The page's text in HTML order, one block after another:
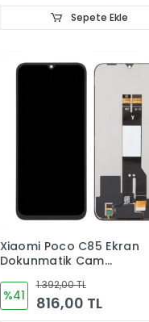
Sepete Ekle
Xiaomi Poco C85 Ekran
Dokunmatik Cam
%41
1.392,00 TL
816,00 TL